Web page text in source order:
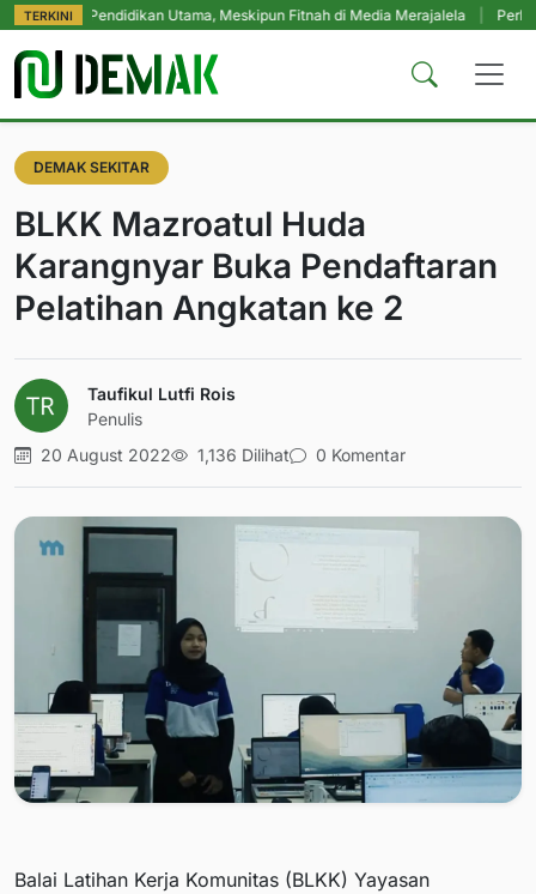
TERKINI
Pendidikan Utama, Meskipun Fitnah di Media Merajalela | Perkuat
DEMAK SEKITAR
BLKK Mazroatul Huda
Karangnyar Buka Pendaftaran
Pelatihan Angkatan ke 2
Taufikul Lutfi Rois
Penulis
20 August 2022
1,136 Dilihat 0 Komentar
Balai Latihan Kerja Komunitas (BLKK) Yayasan